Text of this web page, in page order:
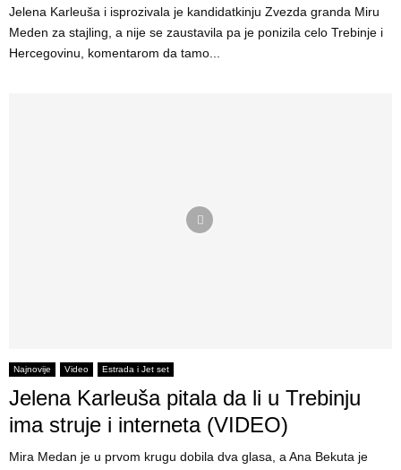
Jelena Karleuša i isprozivala je kandidatkinju Zvezda granda Miru
Meden za stajling, a nije se zaustavila pa je ponizila celo Trebinje i
Hercegovinu, komentarom da tamo...
Najnovije Video Estrada i Jet set
Jelena Karleuša pitala da li u Trebinju
ima struje i interneta (VIDEO)
Mira Medan je u prvom krugu dobila dva glasa, a Ana Bekuta je